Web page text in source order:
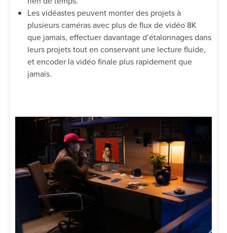
Les vidéastes peuvent monter des projets à
plusieurs caméras avec plus de flux de vidéo 8K
que jamais, effectuer davantage d’étalonnages dans
leurs projets tout en conservant une lecture fluide,
et encoder la vidéo finale plus rapidement que
jamais.